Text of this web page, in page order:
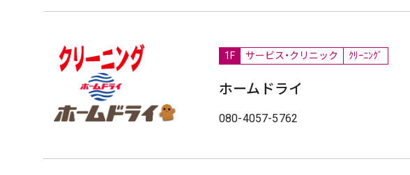
1F サービス・クリニック ｸﾘｰﾆﾝｸﾞ
ホームドライ
080-4057-5762